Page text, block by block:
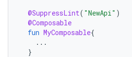
@SuppressLint( "NewApi" )
@Composable
fun MyComposable{
...
}